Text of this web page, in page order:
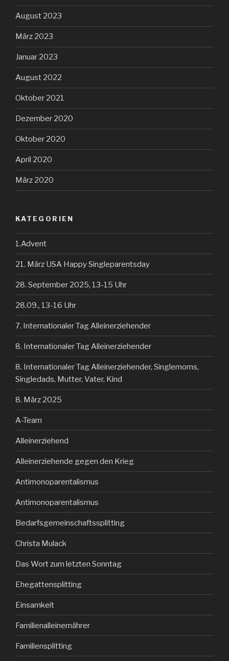
August 2023
März 2023
Januar 2023
August 2022
Oktober 2021
Dezember 2020
Oktober 2020
April 2020
März 2020
KATEGORIEN
1.Advent
21. März USA Happy Singleparentsday
28. September 2025, 13-15 Uhr
28.09., 13-16 Uhr
7. Internationaler Tag Alleinerziehender
8. Internationaler Tag Alleinerziehender
8. Internationaler Tag Alleinerziehender, Singlemoms,
Singledads, Mutter, Vater, Kind
8. März 2025
A-Team
Alleinerziehend
Alleinerziehende gegen den Krieg
Antimonoparentalismus
Antimonoparentalismus
Bedarfsgemeinschaftssplitting
Christa Mulack
Das Wort zum letzten Sonntag
Ehegattensplitting
Einsamkeit
Familienalleinernährer
Familiensplitting